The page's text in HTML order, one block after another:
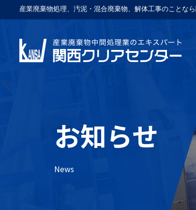
産業廃棄物処理、汚泥・混合廃棄物、解体工事のことな
お知らせ
News